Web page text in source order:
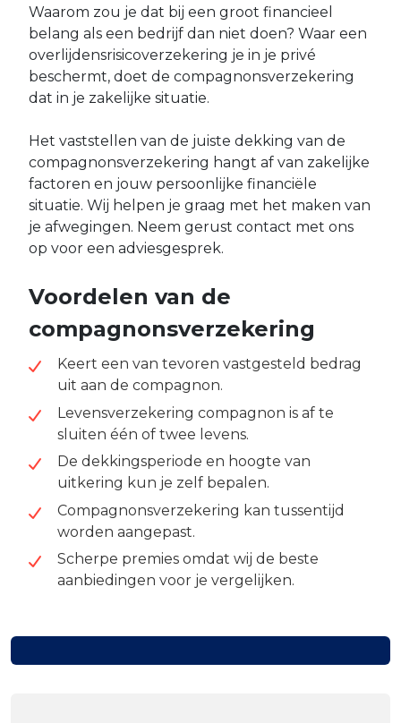
Waarom zou je dat bij een groot financieel
belang als een bedrijf dan niet doen? Waar een
overlijdensrisicoverzekering je in je privé
beschermt, doet de compagnonsverzekering
dat in je zakelijke situatie.
Het vaststellen van de juiste dekking van de
compagnonsverzekering hangt af van zakelijke
factoren en jouw persoonlijke financiële
situatie. Wij helpen je graag met het maken van
je afwegingen. Neem gerust contact met ons
op voor een adviesgesprek.
Voordelen van de
compagnonsverzekering
Keert een van tevoren vastgesteld bedrag
uit aan de compagnon.
Levensverzekering compagnon is af te
sluiten één of twee levens.
De dekkingsperiode en hoogte van
uitkering kun je zelf bepalen.
Compagnonsverzekering kan tussentijd
worden aangepast.
Scherpe premies omdat wij de beste
aanbiedingen voor je vergelijken.